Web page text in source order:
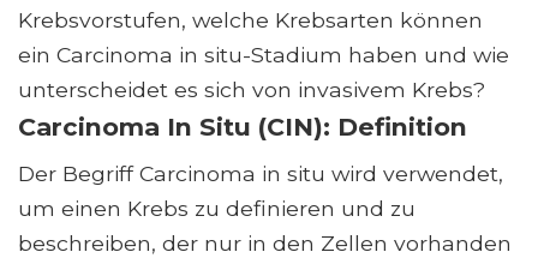
Krebsvorstufen, welche Krebsarten können
ein Carcinoma in situ-Stadium haben und wie
unterscheidet es sich von invasivem Krebs?
Carcinoma In Situ (CIN): Definition
Der Begriff Carcinoma in situ wird verwendet,
um einen Krebs zu definieren und zu
beschreiben, der nur in den Zellen vorhanden